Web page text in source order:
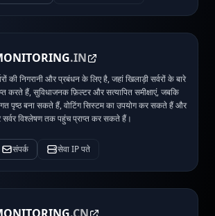
.IN
की निगरानी और प्रबंधन के लिए है, जहां खिलाड़ी सर्वरों के बारे
करते हैं, सुविधाजनक फ़िल्टर और सत्यापित समीक्षाएं, जबकि
पृष्ठ बना सकते हैं, वोटिंग सिस्टम का उपयोग कर सकते हैं और
विश्लेषण तक पहुंच प्राप्त कर सकते हैं।
संपर्क सेवा IP पते